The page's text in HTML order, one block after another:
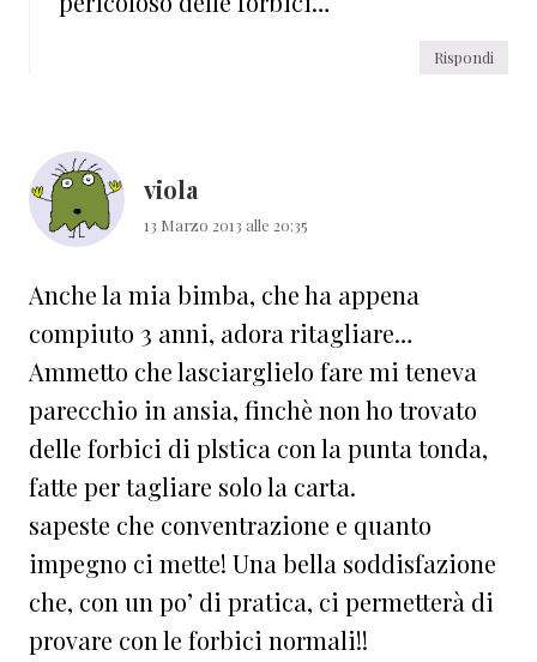
Rispondi
viola
13 Marzo 2013 alle 20:35
Anche la mia bimba, che ha appena
compiuto 3 anni, adora ritagliare…
Ammetto che lasciarglielo fare mi teneva
parecchio in ansia, finchè non ho trovato
delle forbici di plstica con la punta tonda,
fatte per tagliare solo la carta.
sapeste che conventrazione e quanto
impegno ci mette! Una bella soddisfazione
che, con un po’ di pratica, ci permetterà di
provare con le forbici normali!!